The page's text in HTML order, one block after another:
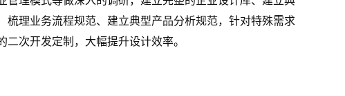
梳理业务流程规范、建立典型产品分析规范，针对特殊需求
二次开发定制，大幅提升设计效率。